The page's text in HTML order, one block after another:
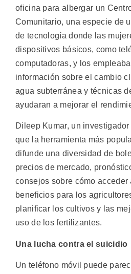
oficina para albergar un
Comunitario, una especie de
de tecnología donde las
dispositivos básicos, como
computadoras, y los
información sobre el cambio
agua subterránea y técnicas
ayudaran a mejorar el
Dileep Kumar, un
que la herramienta más
difunde una diversidad de
precios de mercado,
consejos sobre cómo acceder
beneficios para los
planificar los cultivos y las
uso de los fertilizantes.
Una lucha contra el suicidio
Un teléfono móvil puede